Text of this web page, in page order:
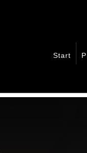
Start